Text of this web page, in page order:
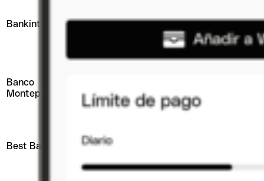
Bankinter
BKCF BK
€0 18,8% pessoais em
transportes
públicos
Banco
Montepio
(1)
Pacote de
(viagem, saúde,
jurídico) por
Best Bank Gold
(gratuita)